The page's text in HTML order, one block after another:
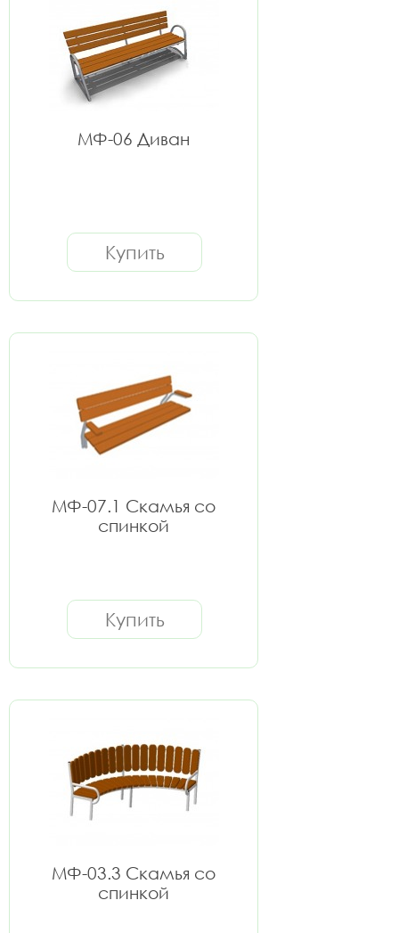
МФ-06 Диван
Купить
МФ-07.1 Скамья со
спинкой
Купить
МФ-03.3 Скамья со
спинкой